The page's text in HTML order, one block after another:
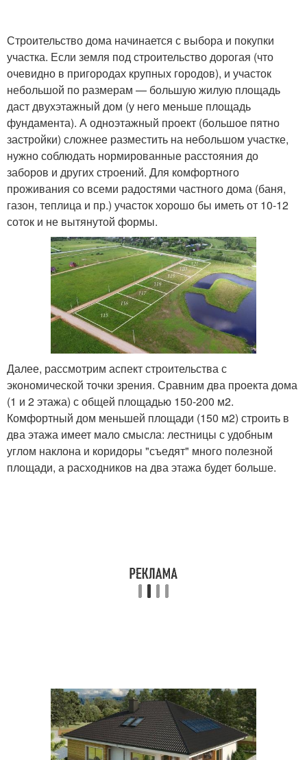
Строительство дома начинается с выбора и покупки
участка. Если земля под строительство дорогая (что
очевидно в пригородах крупных городов), и участок
небольшой по размерам — большую жилую площадь
даст двухэтажный дом (у него меньше площадь
фундамента). А одноэтажный проект (большое пятно
застройки) сложнее разместить на небольшом участке,
нужно соблюдать нормированные расстояния до
заборов и других строений. Для комфортного
проживания со всеми радостями частного дома (баня,
газон, теплица и пр.) участок хорошо бы иметь от 10-12
соток и не вытянутой формы.
Далее, рассмотрим аспект строительства с
экономической точки зрения. Сравним два проекта дома
(1 и 2 этажа) с общей площадью 150-200 м2.
Комфортный дом меньшей площади (150 м2) строить в
два этажа имеет мало смысла: лестницы с удобным
углом наклона и коридоры "съедят" много полезной
площади, а расходников на два этажа будет больше.